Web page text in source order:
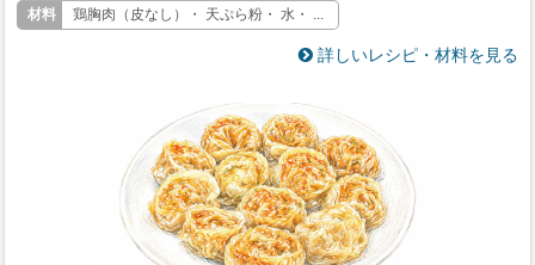
鶏胸肉（皮なし）・ 天ぷら粉・ 水・ ...
詳しいレシピ・材料を見る